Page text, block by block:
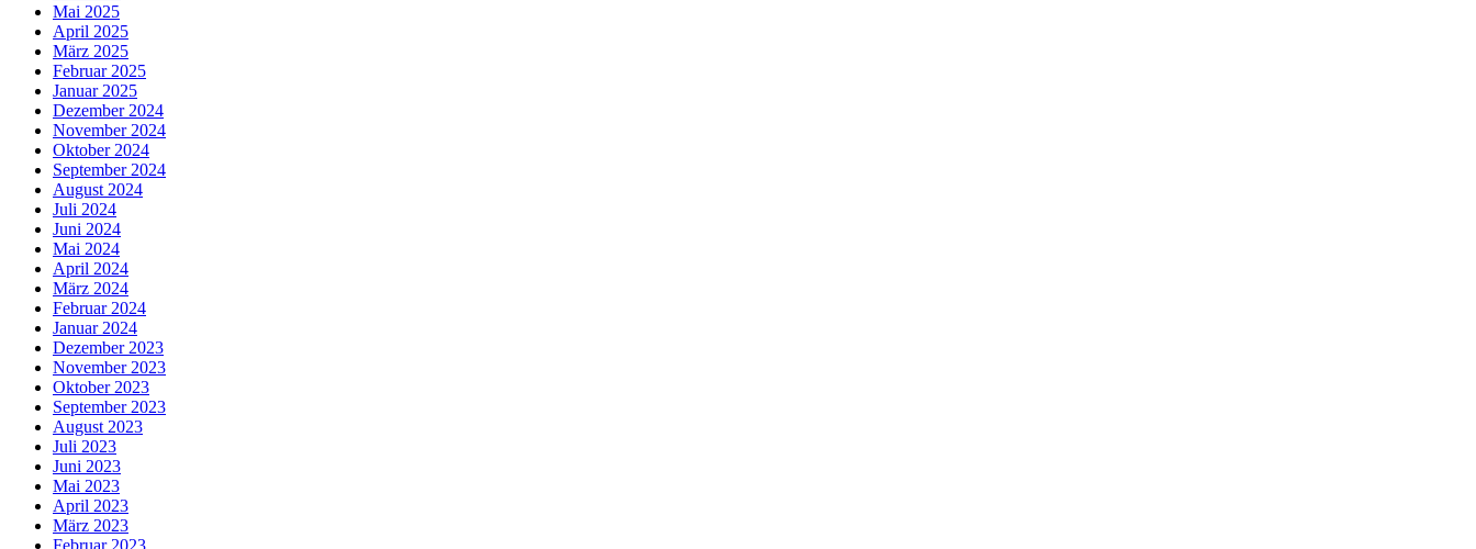
Mai 2025
April 2025
März 2025
Februar 2025
Januar 2025
Dezember 2024
November 2024
Oktober 2024
September 2024
August 2024
Juli 2024
Juni 2024
Mai 2024
April 2024
März 2024
Februar 2024
Januar 2024
Dezember 2023
November 2023
Oktober 2023
September 2023
August 2023
Juli 2023
Juni 2023
Mai 2023
April 2023
März 2023